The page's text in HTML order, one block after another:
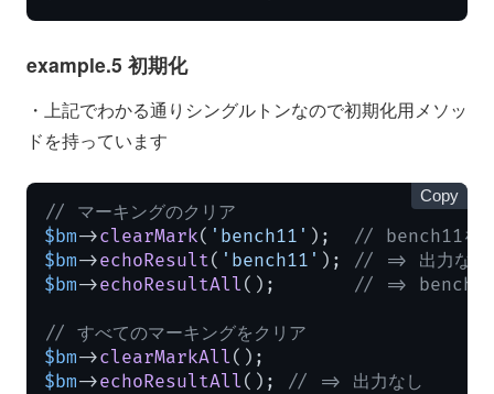
example.5 初期化
・上記でわかる通りシングルトンなので初期化用メソッ
ドを持っています
// マーキングのクリア
$bm->clearMark( 'bench11' ); // bench11を
$bm->echoResult( 'bench11' ); // => 出力なし
$bm->echoResultAll (); // => bench1〜
// すべてのマーキングをクリア
$bm->clearMarkAll
$bm->echoResultAll (); // => 出力なし
Copy